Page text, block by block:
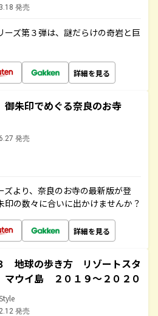
発売
ーズ第３弾は、謎だらけの奇岩と巨
詳細を見る
朱印でめぐる奈良のお寺
発売
より、奈良のお寺の最新版が登
の数々に合いに出かけませんか？
詳細を見る
地球の歩き方 リゾートスタ
ウイ島 ２０１９～２０２０
発売